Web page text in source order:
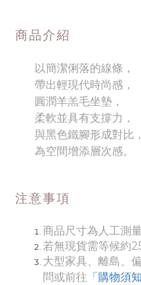
商品介紹
以簡潔俐落的線條，
帶出輕現代時尚感，
圓潤羊羔毛坐墊，
柔軟並具有支撐力，
與黑色鐵腳形成對比，
為空間增添層次感。
注意事項
商品尺寸為人工測
若無現貨需等候約
大型家具、離島、
問或前往 「購物須知